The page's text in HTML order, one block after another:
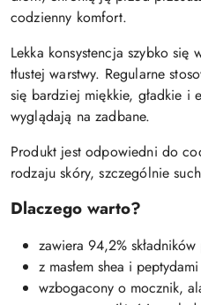
codzienny komfort.
Lekka konsystencja szybko się
tłustej warstwy. Regularne
się bardziej miękkie, gładkie i
wyglądają na zadbane.
Produkt jest odpowiedni do
rodzaju skóry, szczególnie
Dlaczego warto?
zawiera 94,2%
z masłem shea i
wzbogacony o mocznik,